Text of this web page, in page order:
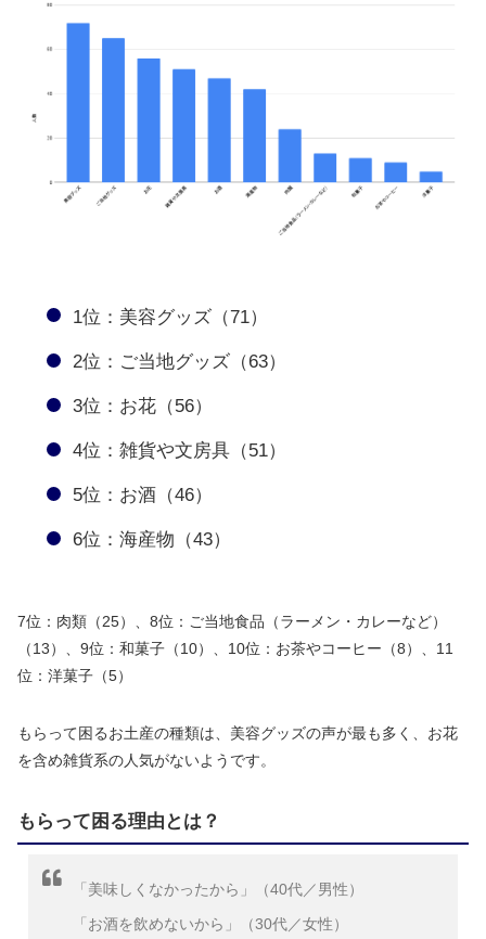
1位：美容グッズ（71）
2位：ご当地グッズ（63）
3位：お花（56）
4位：雑貨や文房具（51）
5位：お酒（46）
6位：海産物（43）
7位：肉類（25）、8位：ご当地食品（ラーメン・カレーなど）
（13）、9位：和菓子（10）、10位：お茶やコーヒー（8）、11
位：洋菓子（5）
もらって困るお土産の種類は、美容グッズの声が最も多く、お花
を含め雑貨系の人気がないようです。
もらって困る理由とは？
「美味しくなかったから」（40代／男性）
「お酒を飲めないから」（30代／女性）